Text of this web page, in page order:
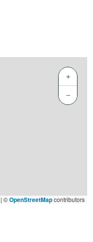
+
−
| ©OpenStreetMapcontributors